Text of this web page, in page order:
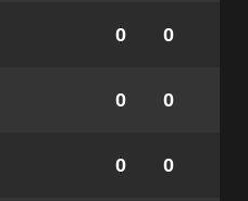
0 0
0 0
0 0